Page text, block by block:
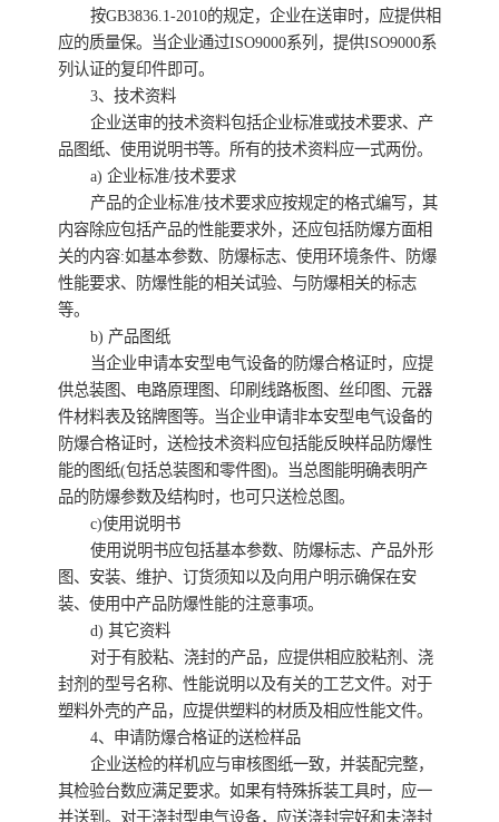
按GB3836.1-2010的规定，企业在送审时，应提供相
应的质量保。当企业通过ISO9000系列，提供ISO9000系
列认证的复印件即可。
3、技术资料
企业送审的技术资料包括企业标准或技术要求、产
品图纸、使用说明书等。所有的技术资料应一式两份。
a) 企业标准/技术要求
产品的企业标准/技术要求应按规定的格式编写，其
内容除应包括产品的性能要求外，还应包括防爆方面相
关的内容:如基本参数、防爆标志、使用环境条件、防爆
性能要求、防爆性能的相关试验、与防爆相关的标志
等。
b) 产品图纸
当企业申请本安型电气设备的防爆合格证时，应提
供总装图、电路原理图、印刷线路板图、丝印图、元器
件材料表及铭牌图等。当企业申请非本安型电气设备的
防爆合格证时，送检技术资料应包括能反映样品防爆性
能的图纸(包括总装图和零件图)。当总图能明确表明产
品的防爆参数及结构时，也可只送检总图。
c)使用说明书
使用说明书应包括基本参数、防爆标志、产品外形
图、安装、维护、订货须知以及向用户明示确保在安
装、使用中产品防爆性能的注意事项。
d) 其它资料
对于有胶粘、浇封的产品，应提供相应胶粘剂、浇
封剂的型号名称、性能说明以及有关的工艺文件。对于
塑料外壳的产品，应提供塑料的材质及相应性能文件。
4、申请防爆合格证的送检样品
企业送检的样机应与审核图纸一致，并装配完整，
其检验台数应满足要求。如果有特殊拆装工具时，应一
并送到。对于浇封型电气设备，应送浇封完好和未浇封